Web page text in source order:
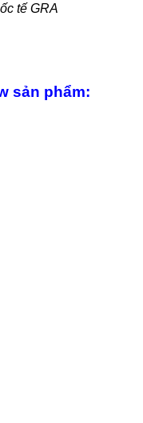
tế GRA
sản phẩm: